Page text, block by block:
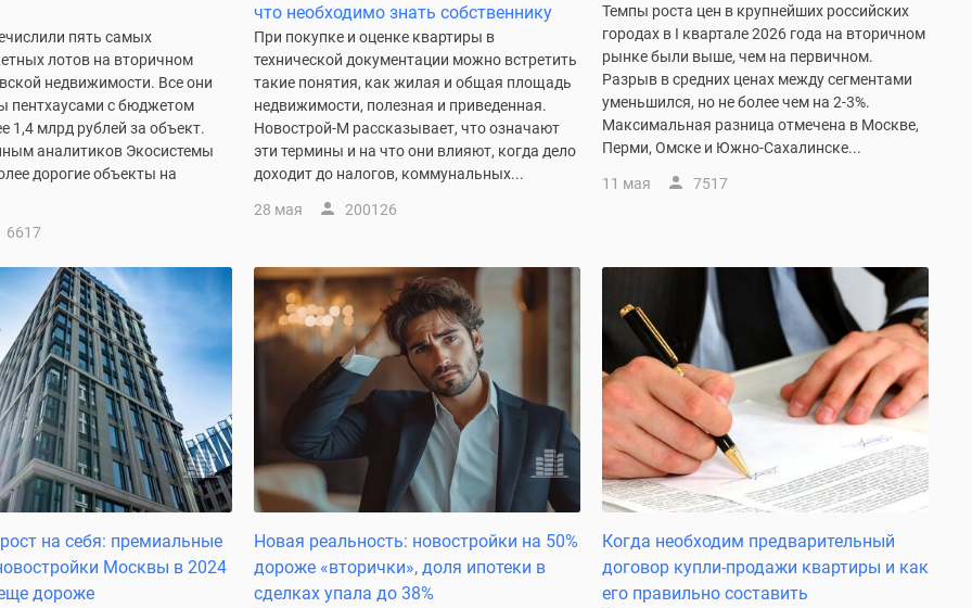
пять самых
лотов на вторичном
недвижимости. Все они
пентхаусами с бюджетом
1,4 млрд рублей за объект.
аналитиков Экосистемы
дорогие объекты на
6617
что необходимо знать собственнику
При покупке и оценке квартиры в
технической документации можно встретить
такие понятия, как жилая и общая площадь
недвижимости, полезная и приведенная.
Новострой-М рассказывает, что означают
эти термины и на что они влияют, когда дело
доходит до налогов, коммунальных...
28 мая 200126
Темпы роста цен в крупнейших российских
городах в I квартале 2026 года на вторичном
рынке были выше, чем на первичном.
Разрыв в средних ценах между сегментами
уменьшился, но не более чем на 2-3%.
Максимальная разница отмечена в Москве,
Перми, Омске и Южно-Сахалинске...
11 мая 7517
на себя: премиальные
Москвы в 2024
дороже
Новая реальность: новостройки на 50%
дороже «вторички», доля ипотеки в
сделках упала до 38%
Когда необходим предварительный
договор купли-продажи квартиры и как
его правильно составить